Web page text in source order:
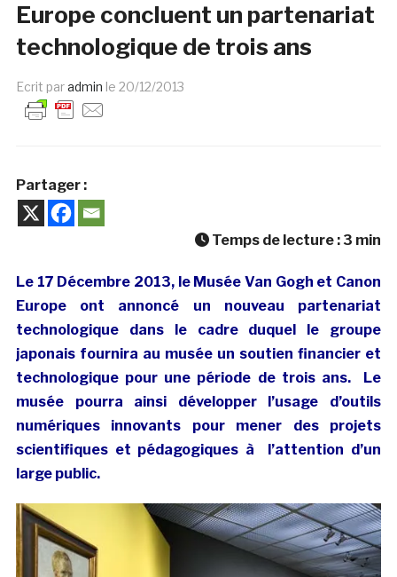
Europe concluent un partenariat
technologique de trois ans
Ecrit paradmin le 20/12/2013
Partager :
Temps de lecture : 3 min
Le 17 Décembre 2013, le Musée Van Gogh et Canon
Europe ont annoncé un nouveau partenariat
technologique dans le cadre duquel le groupe
japonais fournira au musée un soutien financier et
technologique pour une période de trois ans. Le
musée pourra ainsi développer l’usage d’outils
numériques innovants pour mener des projets
scientifiques et pédagogiques à l’attention d’un
large public.